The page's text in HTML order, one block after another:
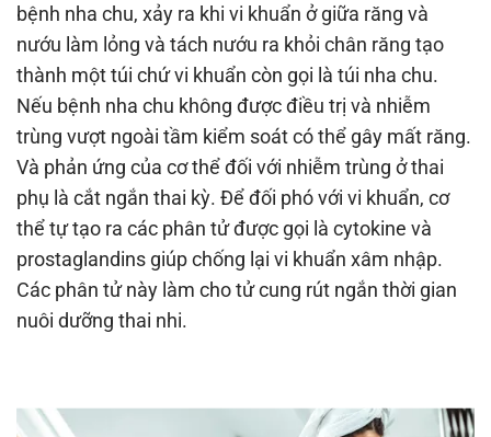
bệnh nha chu, xảy ra khi vi khuẩn ở giữa răng và
nướu làm lỏng và tách nướu ra khỏi chân răng tạo
thành một túi chứ vi khuẩn còn gọi là túi nha chu.
Nếu bệnh nha chu không được điều trị và nhiễm
trùng vượt ngoài tầm kiểm soát có thể gây mất răng.
Và phản ứng của cơ thể đối với nhiễm trùng ở thai
phụ là cắt ngắn thai kỳ. Để đối phó với vi khuẩn, cơ
thể tự tạo ra các phân tử được gọi là cytokine và
prostaglandins giúp chống lại vi khuẩn xâm nhập.
Các phân tử này làm cho tử cung rút ngắn thời gian
nuôi dưỡng thai nhi.